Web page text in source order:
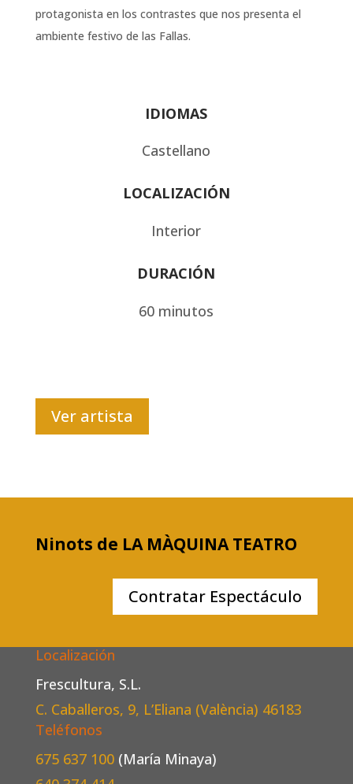
protagonista en los contrastes que nos presenta el
ambiente festivo de las Fallas.
IDIOMAS
Castellano
LOCALIZACIÓN
Interior
DURACIÓN
60 minutos
Ver artista
Ninots de LA MÀQUINA TEATRO
Contratar Espectáculo
Localización
Frescultura, S.L.
C. Caballeros, 9, L’Eliana (València) 46183
Teléfonos
675 637 100 (María Minaya)